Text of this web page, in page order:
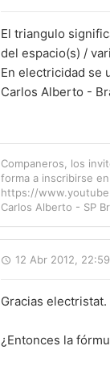
El triangulo
del espacio(s) /
En electricidad se
Carlos Alberto -
Companeros, los
forma a inscribirse
https://
Carlos Alberto - SP
12 Abr 2012, 22:59
Gracias electristat.
¿Entonces la